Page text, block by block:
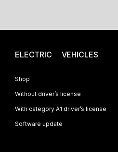
ELECTRIC VEHICLES
Shop
Without driver’s license
With category A1 driver’s license
Software update